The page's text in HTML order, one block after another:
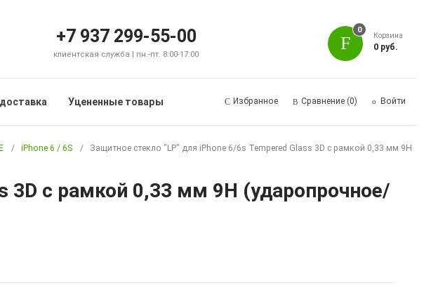
+7 937 299-55-00
клиентская служба | пн.-пт. 8:00-17:00
0
Корзина
0 руб.
Уцененные товары Избранное Сравнение (0) Войти
iPhone 6 / 6S
Защитное стекло "LP" для iPhone 6/6s Tempered Glass 3D с рамкой 0,33 мм 9H
3D с рамкой 0,33 мм 9H (ударопрочное/